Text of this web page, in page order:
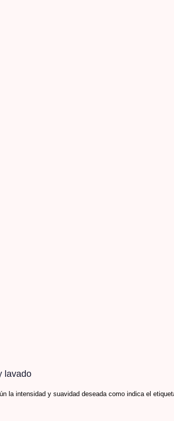
lavado​
la intensidad y suavidad deseada como indica el